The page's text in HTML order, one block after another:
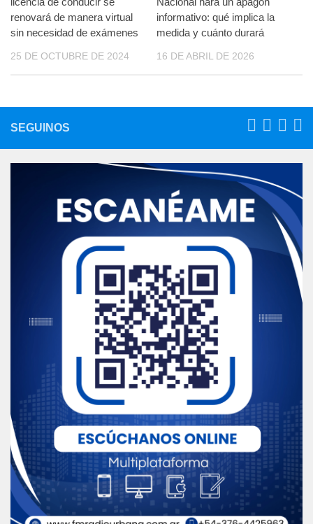
renovará de manera virtual
sin necesidad de exámenes
25 DE OCTUBRE DE 2024
informativo: qué implica la
medida y cuánto durará
16 DE ABRIL DE 2026
SEGUINOS